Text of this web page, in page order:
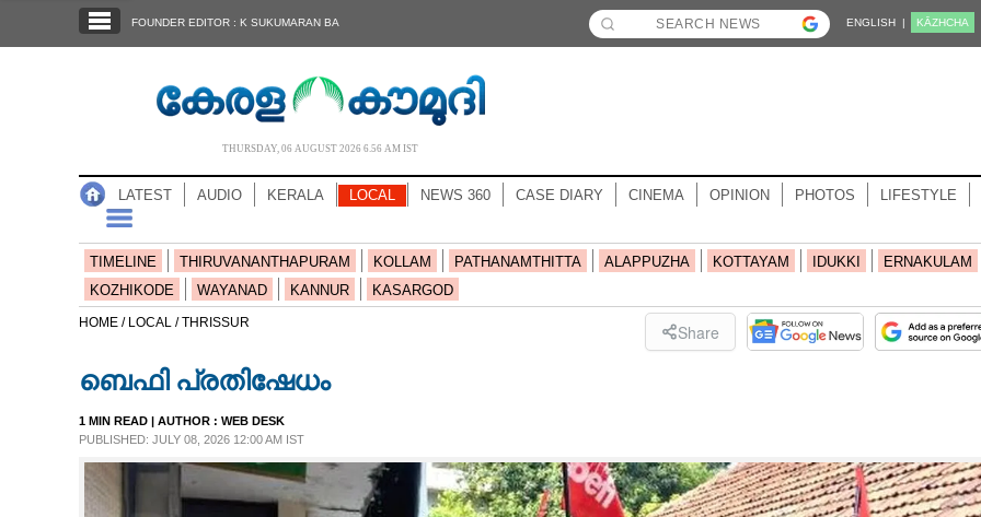
NOTIFIED NEWS
NEWS 360
CASE DIARY
FOUNDER EDITOR : K SUKUMARAN BA ENGLISH | KĀZHCHA
THURSDAY, 06 AUGUST 2026 6.56 AM IST
LATEST AUDIO KERALA LOCAL NEWS 360 CASE DIARY CINEMA OPINION PHOTOS LIFESTYLE
TIMELINE THIRUVANANTHAPURAM KOLLAM PATHANAMTHITTA ALAPPUZHA KOTTAYAM IDUKKI
ERNAKULAM
KOZHIKODE
WAYANAD KANNUR KASARGOD
HOME / LOCAL /THRISSUR Share
ബെഫി പ്രതിഷേധം
1 MIN READ | AUTHOR : WEB DESK
PUBLISHED: JULY 08, 2026 12:00 AM IST